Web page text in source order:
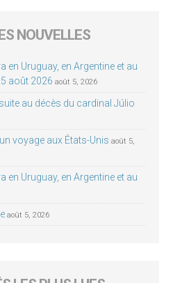
NOUVELLES
en Uruguay, en Argentine et au
août 2026 août 5, 2026
au décès du cardinal Júlio
voyage aux États-Unis août 5,
en Uruguay, en Argentine et au
août 5, 2026